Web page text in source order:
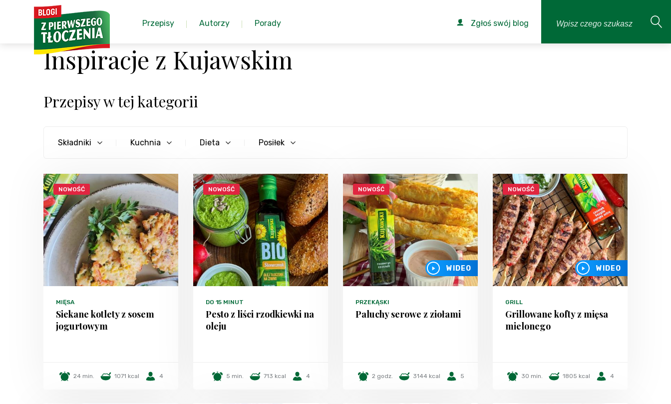
Przepisy Autorzy Porady Zgłoś swój blog
Inspiracje z Kujawskim
Przepisy w tej kategorii
Składniki Kuchnia Dieta Posiłek
NOWOŚĆ
MIĘSA
Siekane kotlety z sosem
jogurtowym
24 min. 1071 kcal 4
NOWOŚĆ
DO 15 MINUT
Pesto z liści rzodkiewki na
oleju
5 min. 713 kcal 4
NOWOŚĆ
WIDEO
PRZEKĄSKI
Paluchy serowe z ziołami
2 godz. 3144 kcal 5
NOWOŚĆ
WIDEO
GRILL
Grillowane kofty z mięsa
mielonego
30 min. 1805 kcal 4